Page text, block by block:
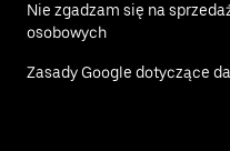
Nie zgadzam się na
osobowych
Zasady Google dotyczące